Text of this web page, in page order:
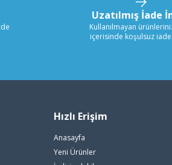
Uzatılmış İade
Kullanılmayan
içerisinde koşulsuz
Hızlı Erişim
Anasayfa
Yeni Ürünler